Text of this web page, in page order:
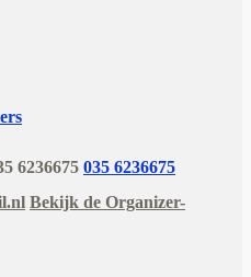
6236675 035 6236675
Bekijk de Organizer-